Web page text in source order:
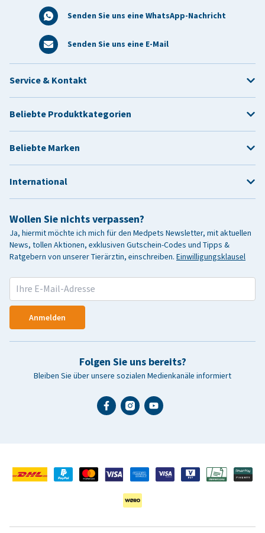
Senden Sie uns eine WhatsApp-Nachricht
Senden Sie uns eine E-Mail
Wollen Sie nichts verpassen?
Ja, hiermit möchte ich mich für den Medpets Newsletter, mit aktuellen
News, tollen Aktionen, exklusiven Gutschein-Codes und Tipps &
Ratgebern von unserer Tierärztin, einschreiben. Einwilligungsklausel
Anmelden
Folgen Sie uns bereits?
Bleiben Sie über unsere sozialen Medienkanäle informiert
Service & Kontakt
Beliebte Produktkategorien
Beliebte Marken
International